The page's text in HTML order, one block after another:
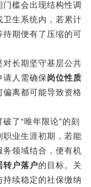
槛会出现结构性调
生系统内，若累计
期便有了压缩的可
长期坚守基层公共
请人需确保岗位性质
离都可能导致资格
了“唯年限论”的刻
业生涯初期，若能
领域结合，便有机
转户落户的目标。关
续稳定的社保缴纳